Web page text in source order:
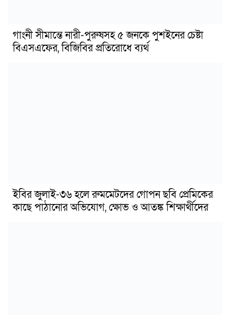
গাংনী সীমান্তে নারী-পুরুষসহ ৫ জনকে পুশইনের চেষ্টা
বিএসএফের, বিজিবির প্রতিরোধে ব্যর্থ
ইবির জুলাই-৩৬ হলে রুমমেটদের গোপন ছবি প্রেমিকের
কাছে পাঠানোর অভিযোগ, ক্ষোভ ও আতঙ্ক শিক্ষার্থীদের